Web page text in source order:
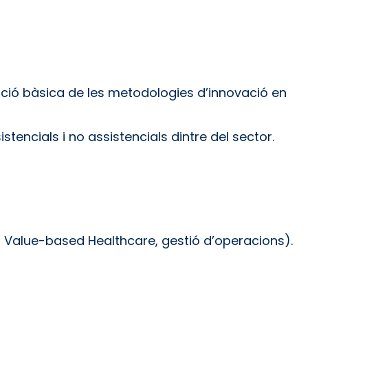
bàsica de les metodologies d’innovació en
i no assistencials dintre del sector.
based Healthcare, gestió d’operacions).